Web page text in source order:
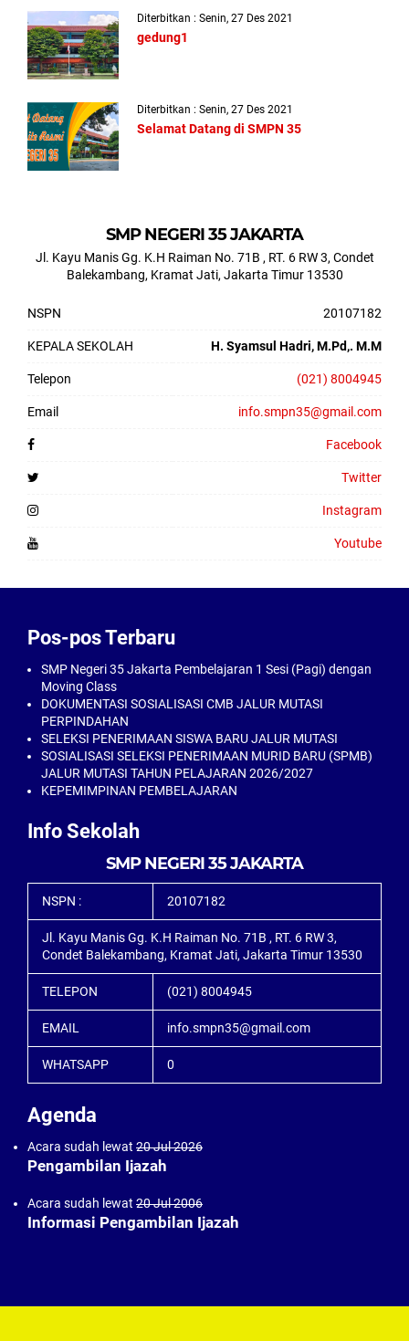
Diterbitkan : Senin, 27 Des 2021
gedung1
Diterbitkan : Senin, 27 Des 2021
Selamat Datang di SMPN 35
SMP NEGERI 35 JAKARTA
Jl. Kayu Manis Gg. K.H Raiman No. 71B , RT. 6 RW 3, Condet
Balekambang, Kramat Jati, Jakarta Timur 13530
NSPN 20107182
KEPALA SEKOLAH H. Syamsul Hadri, M.Pd,. M.M
Telepon (021) 8004945
Email info.smpn35@gmail.com
Facebook
Twitter
Instagram
Youtube
Pos-pos Terbaru
SMP Negeri 35 Jakarta Pembelajaran 1 Sesi (Pagi) dengan
Moving Class
DOKUMENTASI SOSIALISASI CMB JALUR MUTASI
PERPINDAHAN
SELEKSI PENERIMAAN SISWA BARU JALUR MUTASI
SOSIALISASI SELEKSI PENERIMAAN MURID BARU (SPMB)
JALUR MUTASI TAHUN PELAJARAN 2026/2027
KEPEMIMPINAN PEMBELAJARAN
Info Sekolah
SMP NEGERI 35 JAKARTA
NSPN : 20107182
Jl. Kayu Manis Gg. K.H Raiman No. 71B , RT. 6 RW 3,
Condet Balekambang, Kramat Jati, Jakarta Timur 13530
TELEPON (021) 8004945
EMAIL info.smpn35@gmail.com
WHATSAPP 0
Agenda
Acara sudah lewat 20 Jul 2026
Pengambilan Ijazah
Acara sudah lewat 20 Jul 2006
Informasi Pengambilan Ijazah